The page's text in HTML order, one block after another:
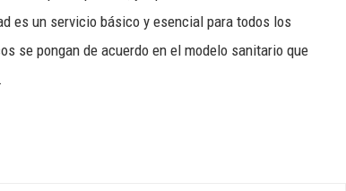
es un servicio básico y esencial para todos los
se pongan de acuerdo en el modelo sanitario que